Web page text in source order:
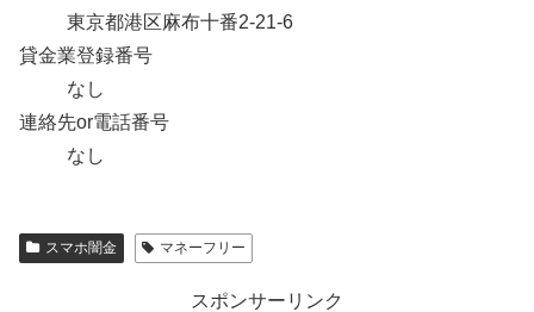
東京都港区麻布十番2-21-6
貸金業登録番号
なし
連絡先or電話番号
なし
スマホ闇金 マネーフリー
スポンサーリンク